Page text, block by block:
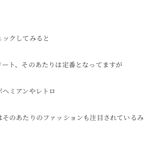
クしてみると
ト、そのあたりは定番となってますが
ミアンやレトロ
のあたりのファッションも注目されているみ